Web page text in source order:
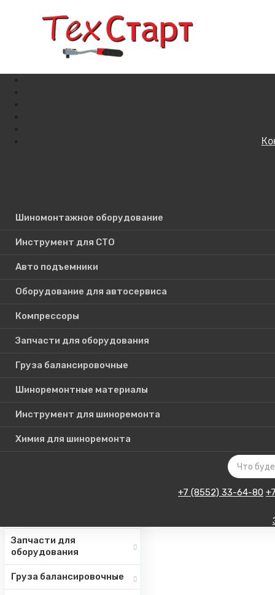
Шиномонтажное оборудование
Инструмент для СТО
Авто подъемники
Оборудование для автосервиса
Компрессоры
Запчасти для оборудования
Груза балансировочные
Шиноремонтные материалы
Инструмент для шиноремонта
Химия для шиноремонта
+7 (8552) 33-64-80
Поиск по сайту
Каталог
Шиномонтажное
Запчасти для
оборудования
Груза балансировочные